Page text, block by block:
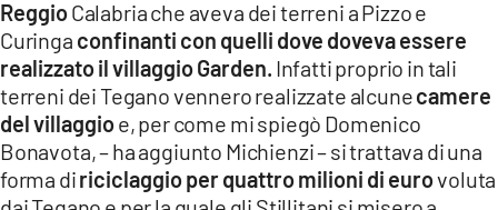
ReggioCalabria che aveva dei terreni a Pizzo e
Curinga confinanti con quelli dove doveva essere
realizzato il villaggio Garden. Infatti proprio in tali
terreni dei Tegano vennero realizzate alcunecamere
del villaggioe, per come mi spiegò Domenico
Bonavota, – ha aggiunto Michienzi – si trattava di una
forma diriciclaggio per quattro milioni di eurovoluta